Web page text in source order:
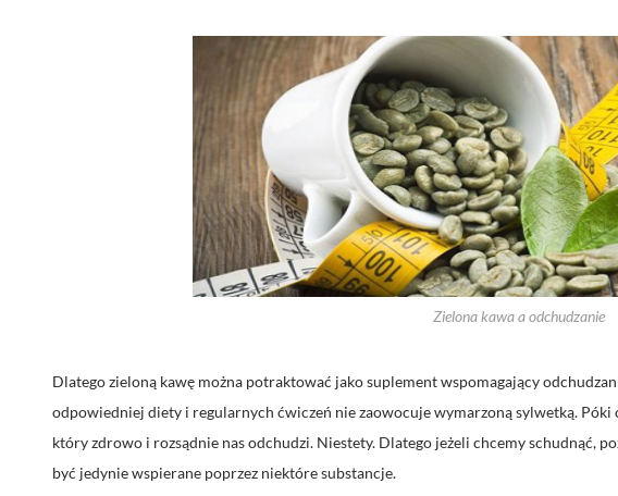
Zielona kawa a odchudzanie
Dlatego zieloną kawę można potraktować jako suplement wspomagający
odpowiedniej diety i regularnych ćwiczeń nie zaowocuje wymarzoną sylwetką. Póki
który zdrowo i rozsądnie nas odchudzi. Niestety. Dlatego jeżeli chcemy schudnąć,
być jedynie wspierane poprzez niektóre substancje.